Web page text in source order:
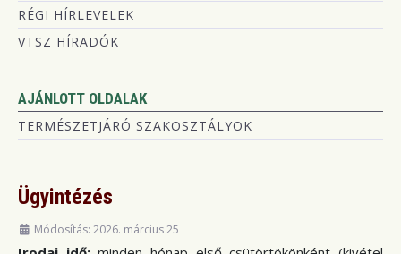
RÉGI HÍRLEVELEK
VTSZ HÍRADÓK
AJÁNLOTT OLDALAK
TERMÉSZETJÁRÓ SZAKOSZTÁLYOK
Ügyintézés
Módosítás: 2026. március 25